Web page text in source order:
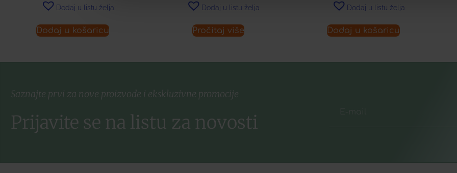
Dodaj u listu želja
Dodaj u košaricu
Dodaj u listu želja
Pročitaj više
Dodaj u listu želja
Dodaj u košaricu
Saznajte prvi za nove proizvode i ekskluzivne promocije
Prijavite se na listu za novosti